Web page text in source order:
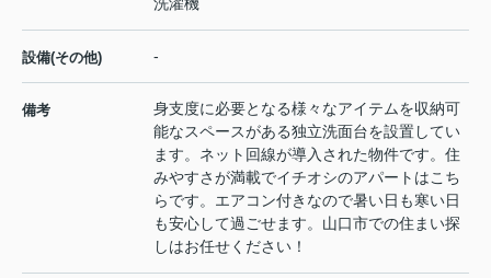
洗濯機
設備(その他) -
備考
身支度に必要となる様々なアイテムを収納可
能なスペースがある独立洗面台を設置してい
ます。ネット回線が導入された物件です。住
みやすさが満載でイチオシのアパートはこち
らです。エアコン付きなので暑い日も寒い日
も安心して過ごせます。山口市での住まい探
しはお任せください！